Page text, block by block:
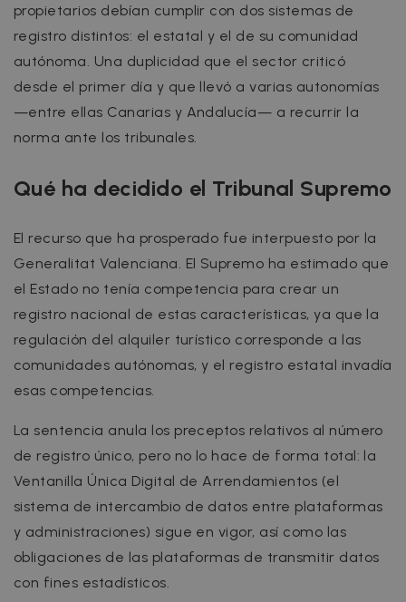
propietarios debían cumplir con dos sistemas de
registro distintos: el estatal y el de su comunidad
autónoma. Una duplicidad que el sector criticó
desde el primer día y que llevó a varias autonomías
—entre ellas Canarias y Andalucía— a recurrir la
norma ante los tribunales.
Qué ha decidido el Tribunal Supremo
El recurso que ha prosperado fue interpuesto por la
Generalitat Valenciana. El Supremo ha estimado que
el Estado no tenía competencia para crear un
registro nacional de estas características, ya que la
regulación del alquiler turístico corresponde a las
comunidades autónomas, y el registro estatal invadía
esas competencias.
La sentencia anula los preceptos relativos al número
de registro único, pero no lo hace de forma total: la
Ventanilla Única Digital de Arrendamientos (el
sistema de intercambio de datos entre plataformas
y administraciones) sigue en vigor, así como las
obligaciones de las plataformas de transmitir datos
con fines estadísticos.